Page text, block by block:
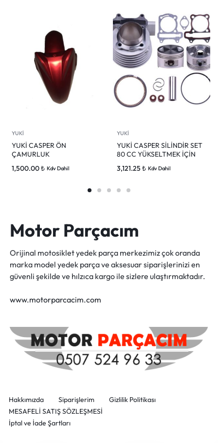
YUKİ
YUKİ CASPER ÖN
ÇAMURLUK
1,500.00₺ Kdv Dahil
YUKİ
YUKİ CASPER SİLİNDİR SET
80 CC YÜKSELTMEK İÇİN
3,121.25 ₺ Kdv Dahil
Motor Parçacım
Orijinal motosiklet yedek parça merkezimiz çok oranda
marka model yedek parça ve aksesuar siparişlerinizi en
güvenli şekilde ve hılzıca kargo ile sizlere ulaştırmaktadır.
www.motorparcacim.com
Hakkımızda Siparişlerim
Gizlilik Politikası
MESAFELİ SATIŞ SÖZLEŞMESİ
İptal ve İade Şartları